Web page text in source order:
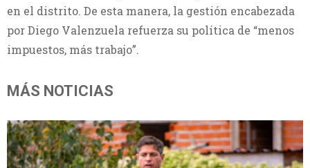
en el distrito. De esta manera, la gestión encabezada
por Diego Valenzuela refuerza su política de “menos
impuestos, más trabajo”.
MÁS NOTICIAS